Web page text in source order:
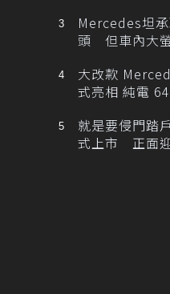
Mercedes坦
頭 但車內大
大改款
式亮相 純電
就是要侵門踏
式上市 正面